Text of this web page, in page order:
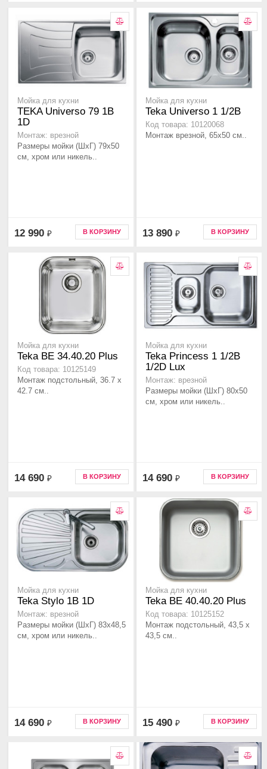
Мойка для кухни
TEKA Universo 79 1B
1D
Монтаж: врезной
Размеры мойки (ШхГ) 79х50
см, хром или никель..
12 990 ₽ В КОРЗИНУ
Мойка для кухни
Teka Universo 1 1/2B
Код товара: 10120068
Монтаж врезной, 65х50 см..
13 890 ₽ В КОРЗИНУ
Мойка для кухни
Teka BE 34.40.20 Plus
Код товара: 10125149
Монтаж подстольный, 36.7 х
42.7 см..
14 690 ₽ В КОРЗИНУ
Мойка для кухни
Teka Princess 1 1/2B
1/2D Lux
Монтаж: врезной
Размеры мойки (ШхГ) 80х50
см, хром или никель..
14 690 ₽ В КОРЗИНУ
Мойка для кухни
Teka Stylo 1B 1D
Монтаж: врезной
Размеры мойки (ШхГ) 83х48,5
см, хром или никель..
14 690 ₽ В КОРЗИНУ
Мойка для кухни
Teka BE 40.40.20 Plus
Код товара: 10125152
Монтаж подстольный, 43,5 х
43,5 см..
15 490 ₽ В КОРЗИНУ